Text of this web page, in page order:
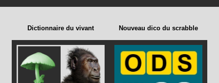
Dictionnaire du vivant Nouveau dico du scrabble